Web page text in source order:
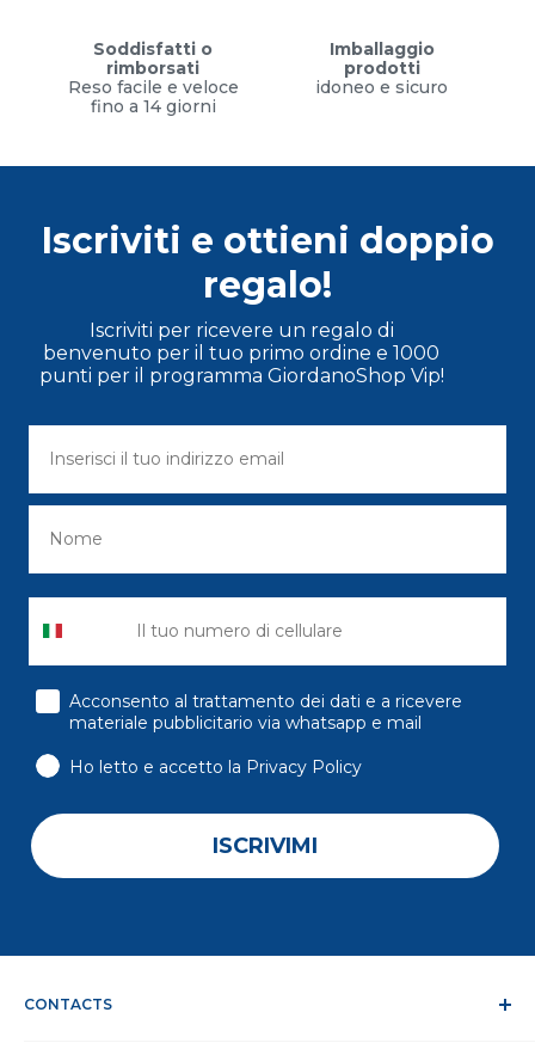
Soddisfatti o
rimborsati
Reso facile e veloce
fino a 14 giorni
Imballaggio
prodotti
idoneo e sicuro
Iscriviti e ottieni doppio
regalo!
Iscriviti per ricevere un regalo di
benvenuto per il tuo primo ordine e 1000
punti per il programma GiordanoShop Vip!
consenso
Acconsento al trattamento dei dati e a ricevere
materiale pubblicitario via whatsapp e mail
Ho letto e accetto la Privacy Policy
ISCRIVIMI
CONTACTS